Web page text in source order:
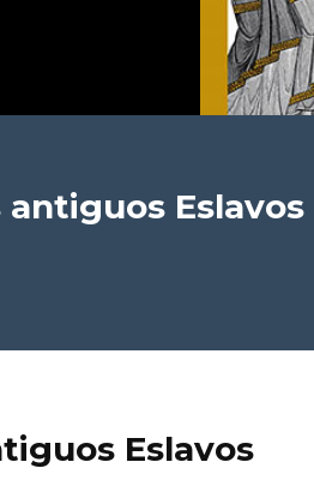
antiguos Eslavos
Eslavos